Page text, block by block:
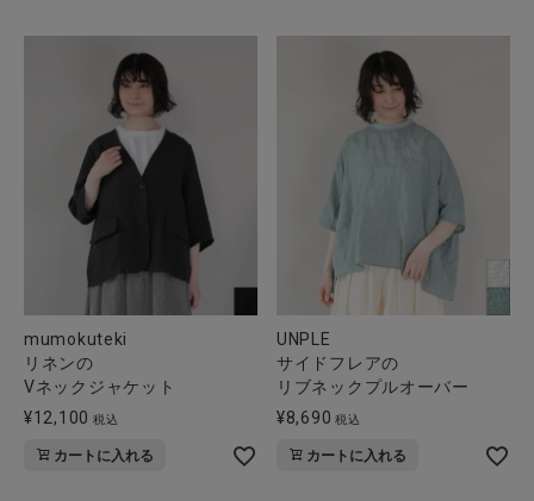
全ての商品
CONTENTS
ご利用ガイド
お問い合わせ
ショップリスト
mumokuteki
リネンの
Vネックジャケット
¥12,100 税込
カートに入れる
UNPLE
サイドフレアの
リブネックプルオーバー
¥8,690 税込
カートに入れる